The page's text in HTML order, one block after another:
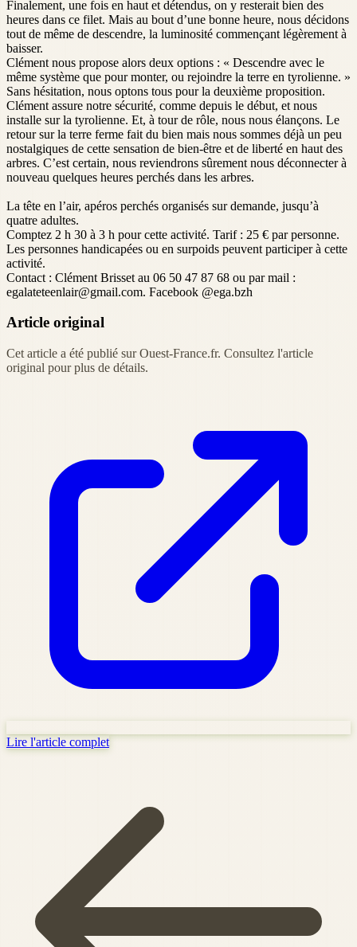
Finalement, une fois en haut et détendus, on y resterait bien des
heures dans ce filet. Mais au bout d’une bonne heure, nous décidons
tout de même de descendre, la luminosité commençant légèrement à
baisser.
Clément nous propose alors deux options : « Descendre avec le
même système que pour monter, ou rejoindre la terre en tyrolienne. »
Sans hésitation, nous optons tous pour la deuxième proposition.
Clément assure notre sécurité, comme depuis le début, et nous
installe sur la tyrolienne. Et, à tour de rôle, nous nous élançons. Le
retour sur la terre ferme fait du bien mais nous sommes déjà un peu
nostalgiques de cette sensation de bien-être et de liberté en haut des
arbres. C’est certain, nous reviendrons sûrement nous déconnecter à
nouveau quelques heures perchés dans les arbres.
La tête en l’air, apéros perchés organisés sur demande, jusqu’à
quatre adultes.
Comptez 2 h 30 à 3 h pour cette activité. Tarif : 25 € par personne.
Les personnes handicapées ou en surpoids peuvent participer à cette
activité.
Contact : Clément Brisset au 06 50 47 87 68 ou par mail :
egalateteenlair@gmail.com. Facebook @ega.bzh
Article original
Cet article a été publié sur Ouest-France.fr. Consultez l'article
original pour plus de détails.
Lire l'article complet